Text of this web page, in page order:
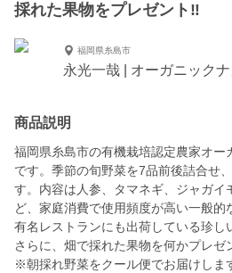
採れた果物をプレゼント‼️
福岡県糸島市
永光一哉 | オーガニック
商品説明
福岡県糸島市の有機栽培認定農家オー
です。季節の旬野菜を7品前後詰合せ
す。内容は人参、タマネギ、ジャガイ
ど、家庭消費で使用頻度が高い一般的
有名レストランにも出荷している珍し
さらに、畑で採れた果物を何かプレゼ
※朝採れ野菜をクール便でお届けしま